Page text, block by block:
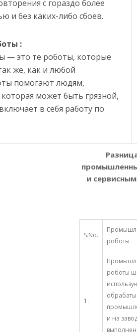
с гораздо более
и без каких-либо сбоев.
:
— это те роботы, которые
же, как и любой
помогают людям,
может быть грязной,
в себя работу по
и
S.No.
роботы
1.
роботы
и на